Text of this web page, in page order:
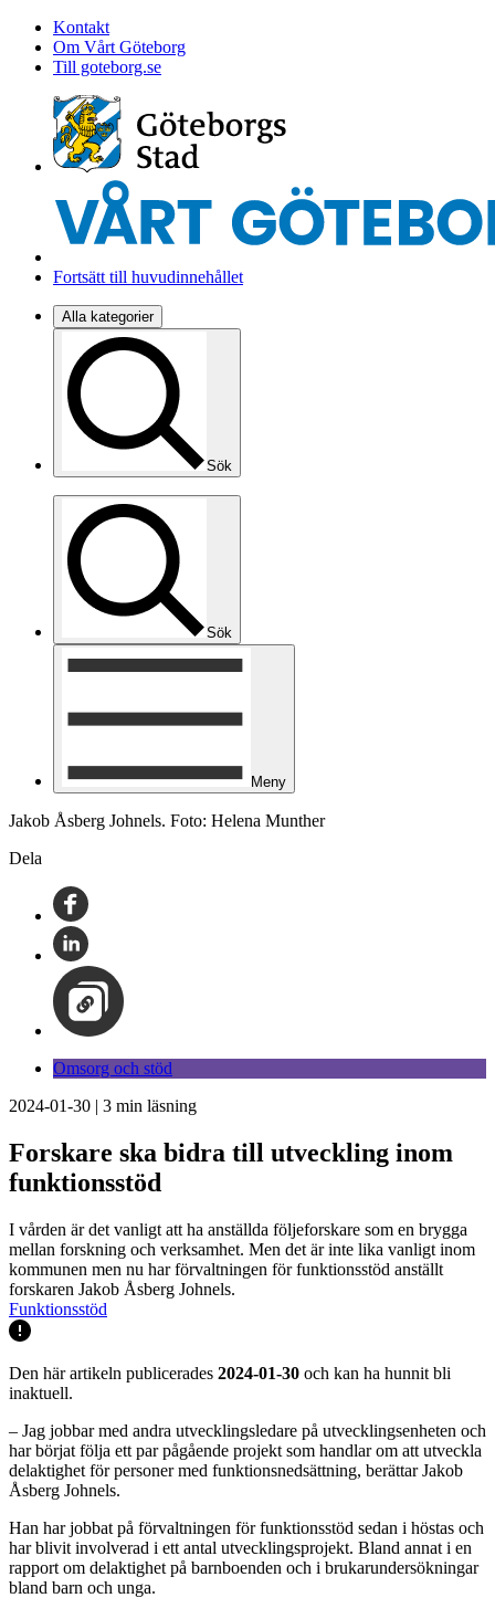
Kontakt
Om Vårt Göteborg
Till goteborg.se
Fortsätt till huvudinnehållet
Alla kategorier
Sök
Sök
Meny
Jakob Åsberg Johnels. Foto: Helena Munther
Dela
Omsorg och stöd
2024-01-30 | 3 min läsning
Forskare ska bidra till utveckling inom
funktionsstöd
I vården är det vanligt att ha anställda följeforskare som en brygga
mellan forskning och verksamhet. Men det är inte lika vanligt inom
kommunen men nu har förvaltningen för funktionsstöd anställt
forskaren Jakob Åsberg Johnels.
Funktionsstöd
Den här artikeln publicerades 2024-01-30 och kan ha hunnit bli
inaktuell.
– Jag jobbar med andra utvecklingsledare på utvecklingsenheten och
har börjat följa ett par pågående projekt som handlar om att utveckla
delaktighet för personer med funktionsnedsättning, berättar Jakob
Åsberg Johnels.
Han har jobbat på förvaltningen för funktionsstöd sedan i höstas och
har blivit involverad i ett antal utvecklingsprojekt. Bland annat i en
rapport om delaktighet på barnboenden och i brukarundersökningar
bland barn och unga.